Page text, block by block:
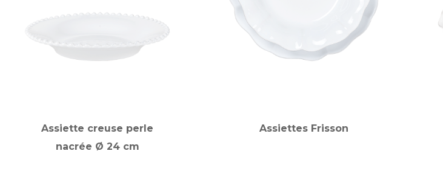
Assiette creuse perle
nacrée Ø 24 cm
Assiettes Frisson